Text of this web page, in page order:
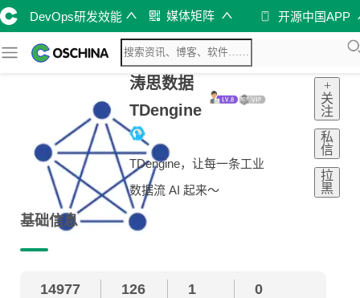
DevOps研发效能 媒体矩阵 开源中国APP
涛思数据
TDengine
TDengine，让每一条工业
数据流 AI 起来～
+
关
注
私
信
拉
黑
基础信息
14977 126 1 0